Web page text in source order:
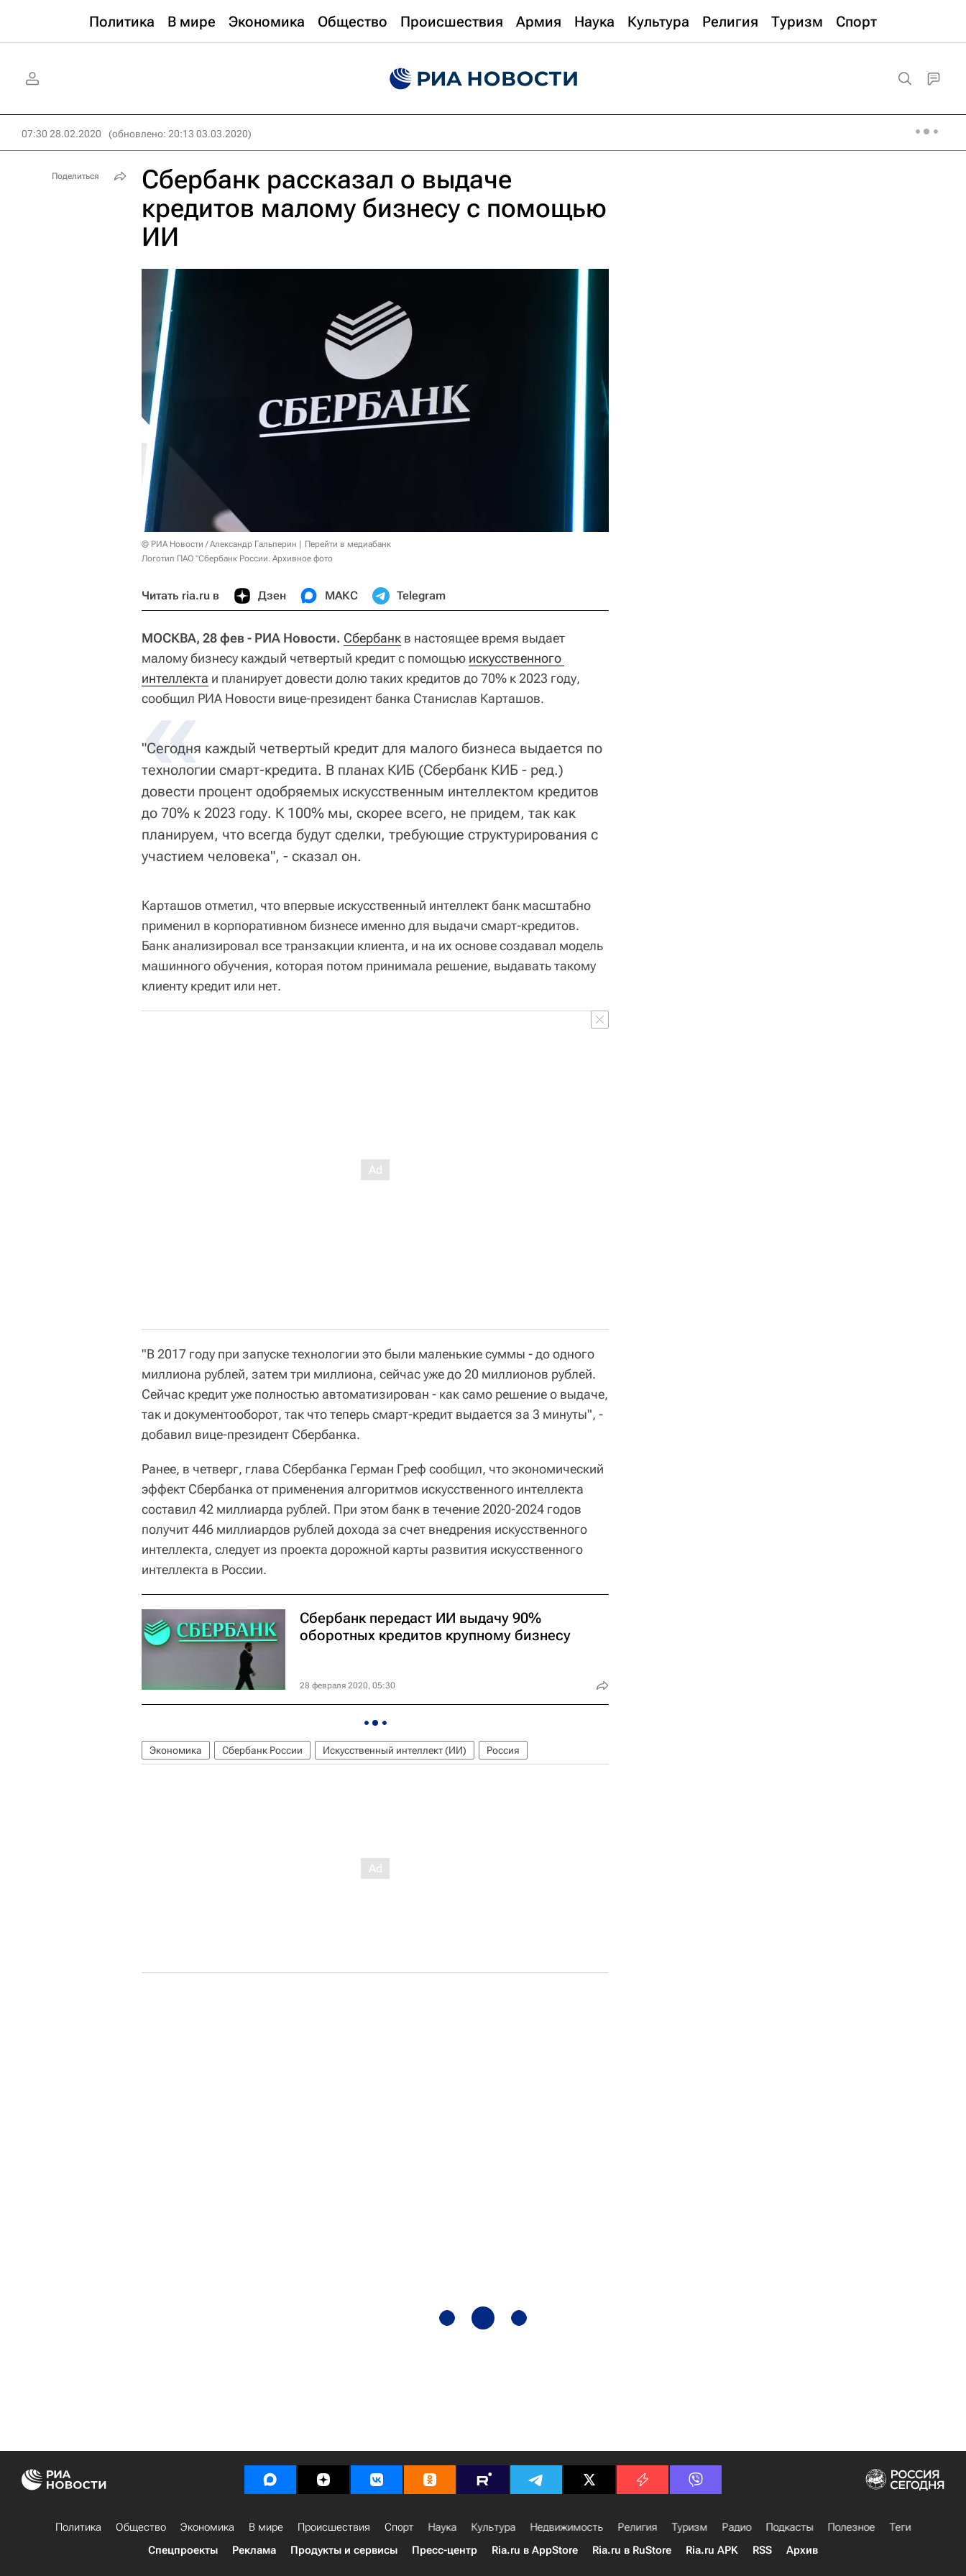
Политика В мире Экономика Общество Происшествия Армия Наука Культура Религия Туризм Спорт
07:30 28.02.2020 (обновлено: 20:13 03.03.2020)
Сбербанк рассказал о выдаче
кредитов малому бизнесу с помощью
ИИ
© РИА Новости / Александр Гальперин
Перейти в медиабанк
Логотип ПАО "Сбербанк России. Архивное фото
Читать ria.ru в Дзен МАКС Telegram
МОСКВА, 28 фев - РИА Новости. Сбербанк в настоящее время выдает
малому бизнесу каждый четвертый кредит с помощью искусственного
интеллекта и планирует довести долю таких кредитов до 70% к 2023 году,
сообщил РИА Новости вице-президент банка Станислав Карташов.
«
"Сегодня каждый четвертый кредит для малого бизнеса выдается по
технологии смарт-кредита. В планах КИБ (Сбербанк КИБ - ред.)
довести процент одобряемых искусственным интеллектом кредитов
до 70% к 2023 году. К 100% мы, скорее всего, не придем, так как
планируем, что всегда будут сделки, требующие структурирования с
участием человека", - сказал он.
Карташов отметил, что впервые искусственный интеллект банк масштабно
применил в корпоративном бизнесе именно для выдачи смарт-кредитов.
Банк анализировал все транзакции клиента, и на их основе создавал модель
машинного обучения, которая потом принимала решение, выдавать такому
клиенту кредит или нет.
"В 2017 году при запуске технологии это были маленькие суммы - до одного
миллиона рублей, затем три миллиона, сейчас уже до 20 миллионов рублей.
Сейчас кредит уже полностью автоматизирован - как само решение о выдаче,
так и документооборот, так что теперь смарт-кредит выдается за 3 минуты", -
добавил вице-президент Сбербанка.
Ранее, в четверг, глава Сбербанка Герман Греф сообщил, что экономический
эффект Сбербанка от применения алгоритмов искусственного интеллекта
составил 42 миллиарда рублей. При этом банк в течение 2020-2024 годов
получит 446 миллиардов рублей дохода за счет внедрения искусственного
интеллекта, следует из проекта дорожной карты развития искусственного
интеллекта в России.
Сбербанк передаст ИИ выдачу 90%
оборотных кредитов крупному бизнесу
28 февраля 2020, 05:30
Экономика Сбербанк России Искусственный интеллект (ИИ) Россия
Поделиться
Политика Общество Экономика В мире Происшествия Спорт Наука Культура Недвижимость Религия Туризм Радио Подкасты Полезное
Теги
Спецпроекты
Реклама Продукты и сервисы Пресс-центр Ria.ru в AppStore Ria.ru в RuStore Ria.ru APK RSS Архив